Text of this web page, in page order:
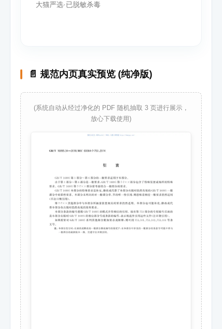
大猫严选·已脱敏杀毒
📄 规范内页真实预览 (纯净版)
(系统自动从经过净化的 PDF 随机抽取 3 页进行展示，
放心下载使用)